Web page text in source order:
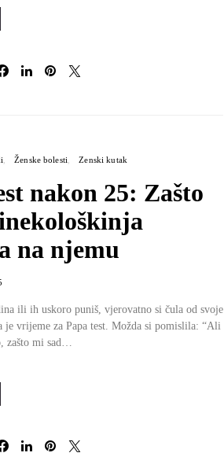
Ženske bolesti Zenski kutak
nakon 25: Zašto
na njemu
ili ih uskoro puniš, vjerovatno si čula od svoje
je vrijeme za Papa test. Možda si pomislila: “Ali
zašto mi sad…